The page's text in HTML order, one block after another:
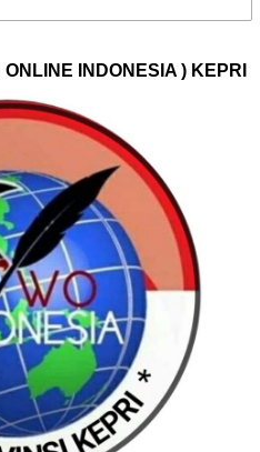
INDONESIA ) KEPRI